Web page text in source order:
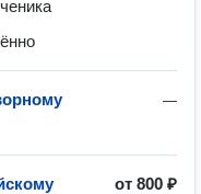
—
от 800 ₽